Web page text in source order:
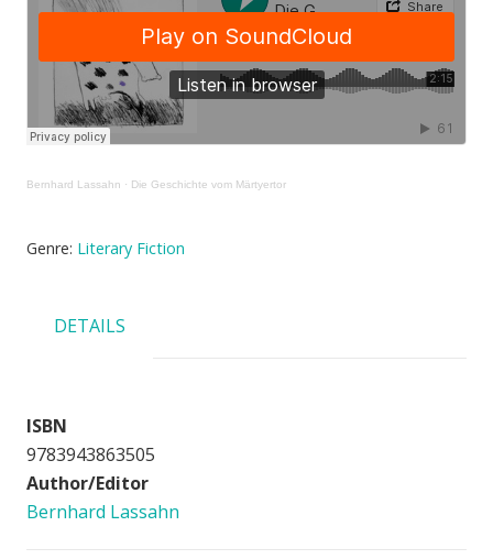
Bernhard Lassahn · Die Geschichte vom Märtyertor
Genre: Literary Fiction
DETAILS
ISBN
9783943863505
Author/Editor
Bernhard Lassahn